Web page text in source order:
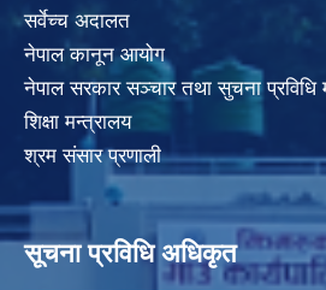
सर्वेच्च अदालत
नेपाल कानून आयोग
नेपाल सरकार सञ्चार तथा सुचना प्रविधि
शिक्षा मन्त्रालय
श्रम संसार प्रणाली
सूचना प्रविधि अधिकृत